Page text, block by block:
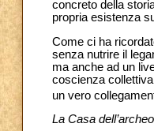
concreto della
propria esistenza
Come ci ha
senza nutrire il
ma anche ad un
coscienza
un vero
La Casa